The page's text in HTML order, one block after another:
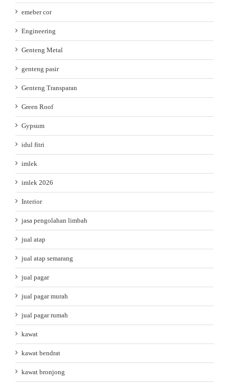
emeber cor
Engineering
Genteng Metal
genteng pasir
Genteng Transparan
Green Roof
Gypsum
idul fitri
imlek
imlek 2026
Interior
jasa pengolahan limbah
jual atap
jual atap semarang
jual pagar
jual pagar murah
jual pagar rumah
kawat
kawat bendrat
kawat bronjong